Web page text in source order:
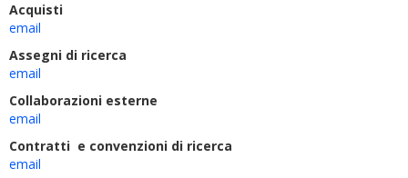
Acquisti
email
Assegni di ricerca
email
Collaborazioni esterne
email
Contratti e convenzioni di ricerca
email